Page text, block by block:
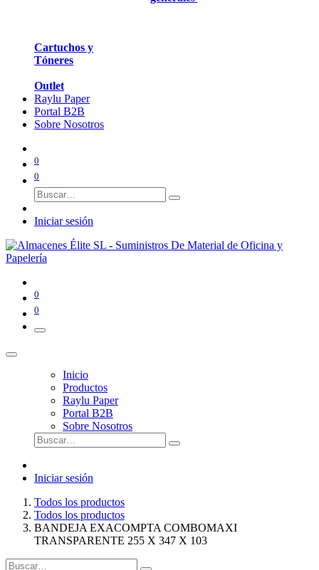
Cartuchos y
Tóneres
Outlet
Raylu Paper
Portal B2B
Sobre Nosotros
0
0
Iniciar sesión
0
0
Inicio
Productos
Raylu Paper
Portal B2B
Sobre Nosotros
Iniciar sesión
Todos los productos
Todos los productos
BANDEJA EXACOMPTA COMBOMAXI
TRANSPARENTE 255 X 347 X 103